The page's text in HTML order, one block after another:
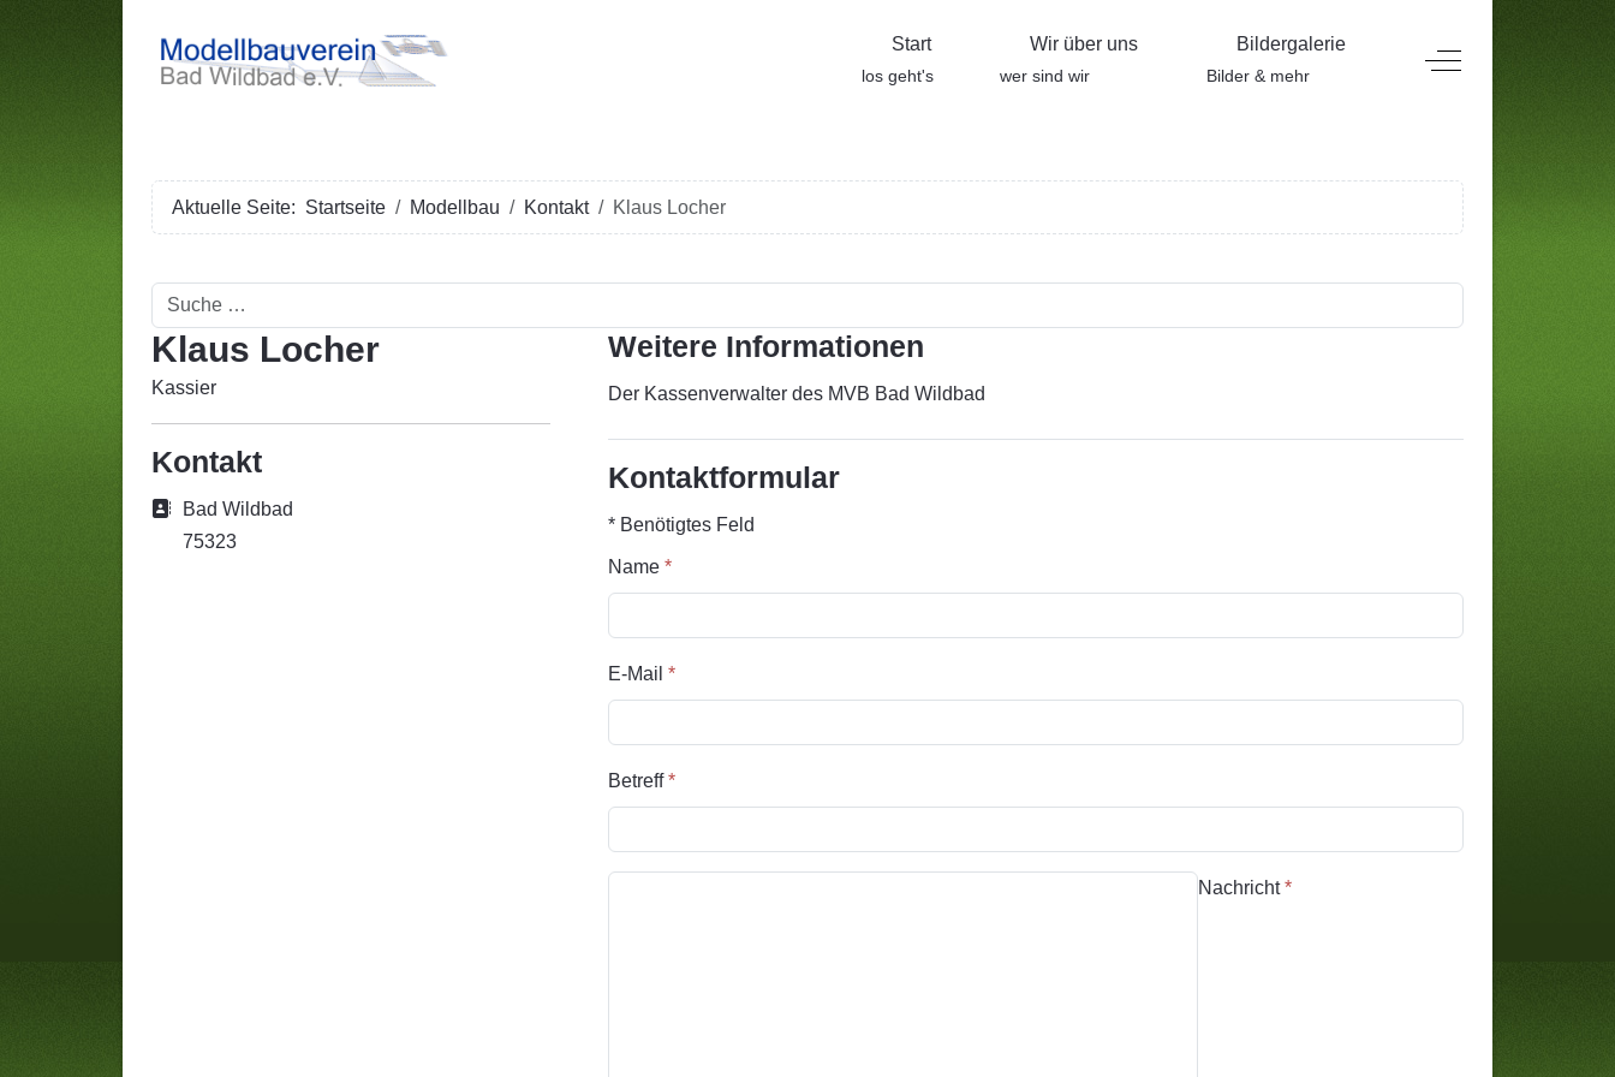
Start
los geht's
Wir über uns
wer sind wir
Bildergalerie
Bilder & mehr
Off-Canvas Toggle
Aktuelle Seite: Startseite Modellbau Kontakt Klaus Locher
Suchen
Klaus Locher
Kassier
Kontakt
Adresse:
Bad Wildbad
75323
Weitere Informationen
Der Kassenverwalter des MVB Bad Wildbad
Kontaktformular
* Benötigtes Feld
Name *
E-Mail *
Betreff*
Nachricht*